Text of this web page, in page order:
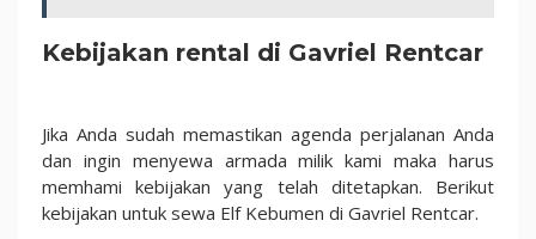
Kebijakan rental di Gavriel Rentcar
Jika Anda sudah memastikan agenda perjalanan Anda
dan ingin menyewa armada milik kami maka harus
memhami kebijakan yang telah ditetapkan. Berikut
kebijakan untuk sewa Elf Kebumen di Gavriel Rentcar.